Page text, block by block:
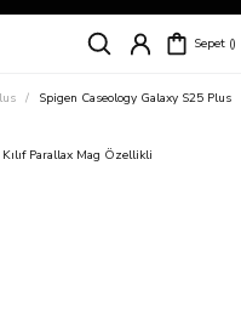
Sepet
Spigen Caseology Galaxy S25 Plus